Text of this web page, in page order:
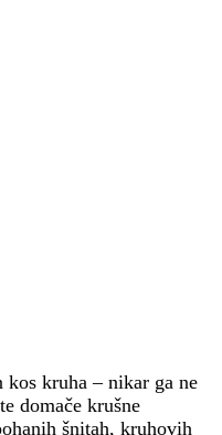
kos kruha – nikar ga ne
domače krušne
šnitah, kruhovih